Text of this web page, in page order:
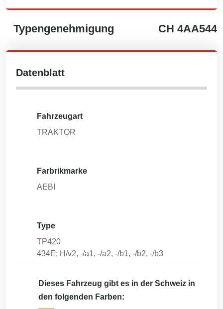
Typengenehmigung CH 4AA544
Datenblatt
Fahrzeugart
TRAKTOR
Farbrikmarke
AEBI
Type
TP420
434E; H/v2, -/a1, -/a2, -/b1, -/b2, -/b3
Dieses Fahrzeug gibt es in der Schweiz in
den folgenden Farben: